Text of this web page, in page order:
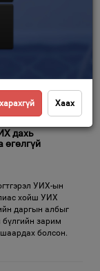
буй
дахь
өгөлгүй
УИХ-ын
хойш УИХ
даргын албыг
зарим
болсон.
Хаах